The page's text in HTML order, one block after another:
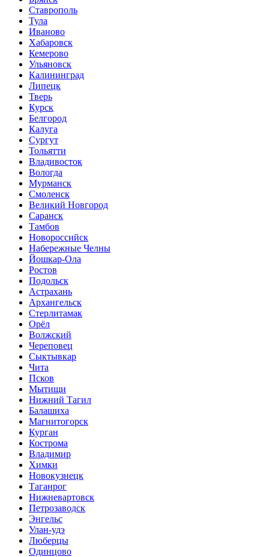
Ставрополь
Тула
Иваново
Хабаровск
Кемерово
Ульяновск
Калининград
Липецк
Тверь
Курск
Белгород
Калуга
Сургут
Тольятти
Владивосток
Вологда
Мурманск
Смоленск
Великий Новгород
Саранск
Тамбов
Новороссийск
Набережные Челны
Йошкар-Ола
Ростов
Подольск
Астрахань
Архангельск
Стерлитамак
Орёл
Волжский
Череповец
Сыктывкар
Чита
Псков
Мытищи
Нижний Тагил
Балашиха
Магнитогорск
Курган
Кострома
Владимир
Химки
Новокузнецк
Таганрог
Нижневартовск
Петрозаводск
Энгельс
Улан-удэ
Люберцы
Одинцово